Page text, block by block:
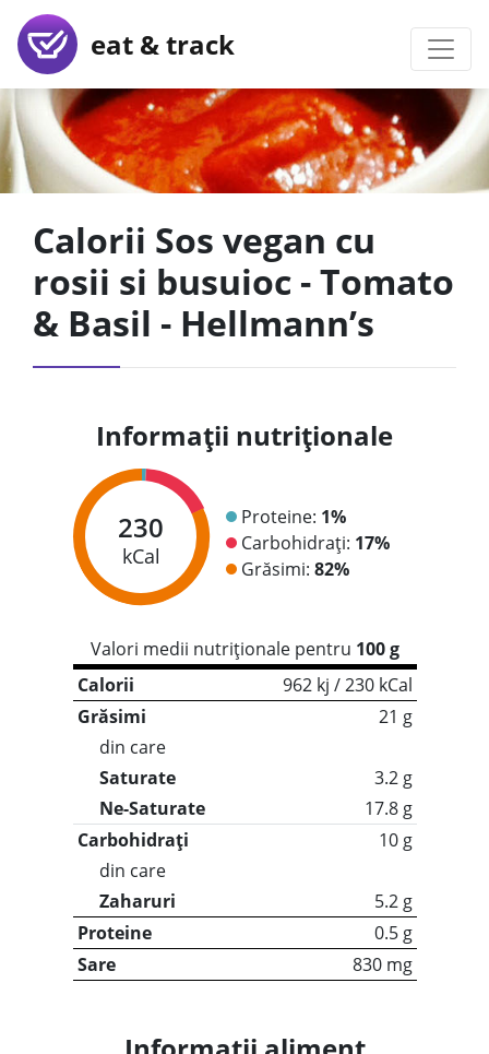
eat & track
Calorii Sos vegan cu
rosii si busuioc - Tomato
& Basil - Hellmann’s
Informații nutriționale
230
kCal
Proteine: 1%
Carbohidrați: 17%
Grăsimi: 82%
Valori medii nutriționale pentru 100 g
Calorii
962 kj / 230 kCal
Grăsimi
21 g
din care
Saturate
3.2 g
Ne-Saturate
17.8 g
Carbohidrați
10 g
din care
Zaharuri
5.2 g
Proteine
0.5 g
Sare
830 mg